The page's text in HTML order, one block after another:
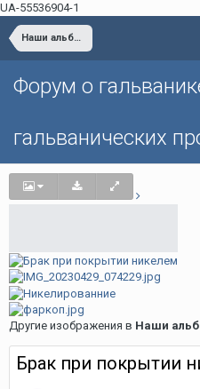
UA-55536904-1
Наши альбомы
Форум о
гальванических
Другие изображения в Наши
Брак при покрытии